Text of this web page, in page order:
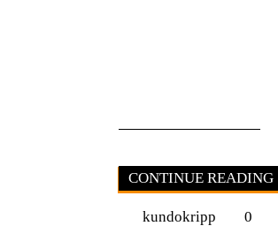
CONTINUE READING
kundokripp 0